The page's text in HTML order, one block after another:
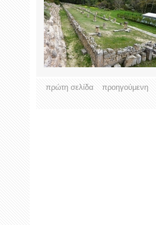
πρώτη σελίδα προηγούμενη